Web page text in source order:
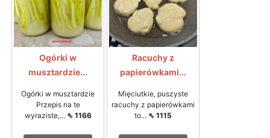
Ogórki w
musztardzie...
Ogórki w musztardzie
Przepis na te
wyraziste,... ⇖ 1166
Racuchy z
papierówkami...
Mięciutkie, puszyste
racuchy z papierówkami
to... ⇖ 1115